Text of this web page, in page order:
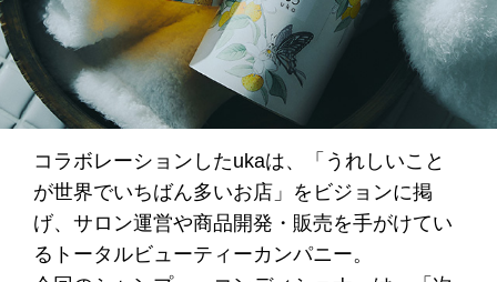
コラボレーションしたukaは、「うれしいこと
が世界でいちばん多いお店」をビジョンに掲
げ、サロン運営や商品開発・販売を手がけてい
るトータルビューティーカンパニー。